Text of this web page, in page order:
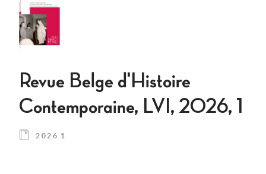
Revue Belge d'Histoire
Contemporaine, LVI, 2026, 1
2026 1